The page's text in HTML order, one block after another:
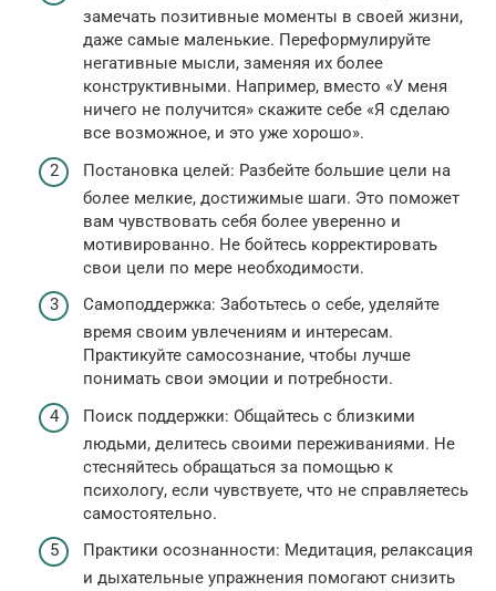
замечать позитивные моменты в своей жизни,
даже самые маленькие. Переформулируйте
негативные мысли, заменяя их более
конструктивными. Например, вместо «У меня
ничего не получится» скажите себе «Я сделаю
все возможное, и это уже хорошо».
Постановка целей: Разбейте большие цели на
более мелкие, достижимые шаги. Это поможет
вам чувствовать себя более уверенно и
мотивированно. Не бойтесь корректировать
свои цели по мере необходимости.
Самоподдержка: Заботьтесь о себе, уделяйте
время своим увлечениям и интересам.
Практикуйте самосознание, чтобы лучше
понимать свои эмоции и потребности.
Поиск поддержки: Общайтесь с близкими
людьми, делитесь своими переживаниями. Не
стесняйтесь обращаться за помощью к
психологу, если чувствуете, что не справляетесь
самостоятельно.
Практики осознанности: Медитация, релаксация
и дыхательные упражнения помогают снизить